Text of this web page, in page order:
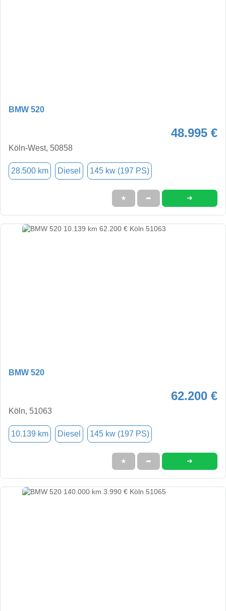
BMW 520
48.995 €
Köln-West, 50858
28.500 km Diesel 145 kw (197 PS)
★ ➦ ➜
BMW 520
62.200 €
Köln, 51063
10.139 km Diesel 145 kw (197 PS)
★ ➦ ➜